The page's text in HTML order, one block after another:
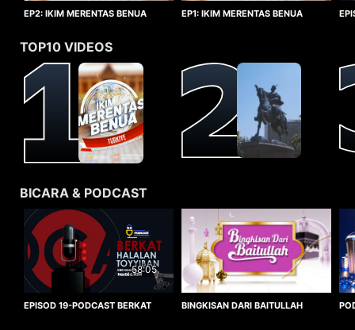
EP2: IKIM MERENTAS BENUA
EP1: IKIM MERENTAS BENUA
TOP10 VIDEOS
BICARA & PODCAST
58:05
EPISOD 19-PODCAST BERKAT
BINGKISAN DARI BAITULLAH